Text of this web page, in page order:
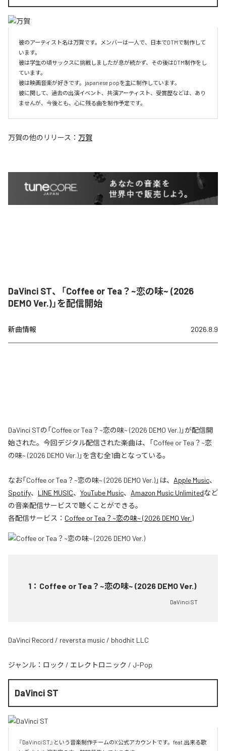
彼のアーティスト名は万賀です。メンバーは一人で、日本でDTMで制作して
います。
彼は学生の頃サックスに挑戦しましたが息が続かず、その後はDTM制作をし
ています。
彼は映画音楽が好きです。japanese popを主に制作しています。
彼に関して、過去の出演イベント、共演アーティスト、受賞歴などは、あり
ませんが、今後とも、心に残る曲を制作予定です。
万賀の他のリリース： 万賀
DaVinci ST、「Coffee or Tea？~恋の味~ (2026
DEMO Ver.)」を配信開始
新曲情報 2026.8.9
DaVinci STの「Coffee or Tea？~恋の味~ (2026 DEMO Ver.)」が配信開
始された。今回デジタル配信された楽曲は、「Coffee or Tea？~恋
の味~ (2026 DEMO Ver.)」を含む全1曲となっている。
なお「Coffee or Tea？~恋の味~ (2026 DEMO Ver.)」は、 Apple Music、
Spotify、 LINE MUSIC、 YouTube Music、 Amazon Music Unlimitedなど
の音楽配信サービスで聴くことができる。
各配信サービス： Coffee or Tea？~恋の味~ (2026 DEMO Ver.)
1 ： Coffee or Tea？~恋の味~ (2026 DEMO Ver.)
DaVinci ST
DaVinci Record / reversta music / bhodhit LLC
ジャンル： ロック / エレクトロニック / J-Pop
DaVinci ST
『DaVinci ST』という音楽制作チームのX公式アカウントです。feat.出来る歌